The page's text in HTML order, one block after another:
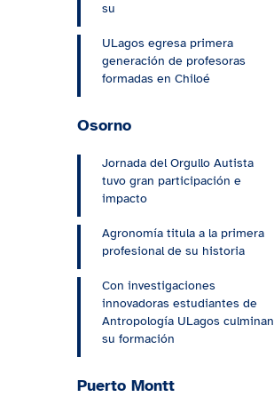
su
ULagos egresa primera
generación de profesoras
formadas en Chiloé
Osorno
Jornada del Orgullo Autista
tuvo gran participación e
impacto
Agronomía titula a la primera
profesional de su historia
Con investigaciones
innovadoras estudiantes de
Antropología ULagos culminan
su formación
Puerto Montt